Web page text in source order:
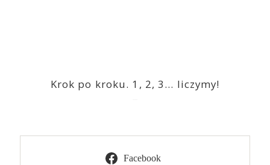
Krok po kroku. 1, 2, 3… liczymy!
Facebook